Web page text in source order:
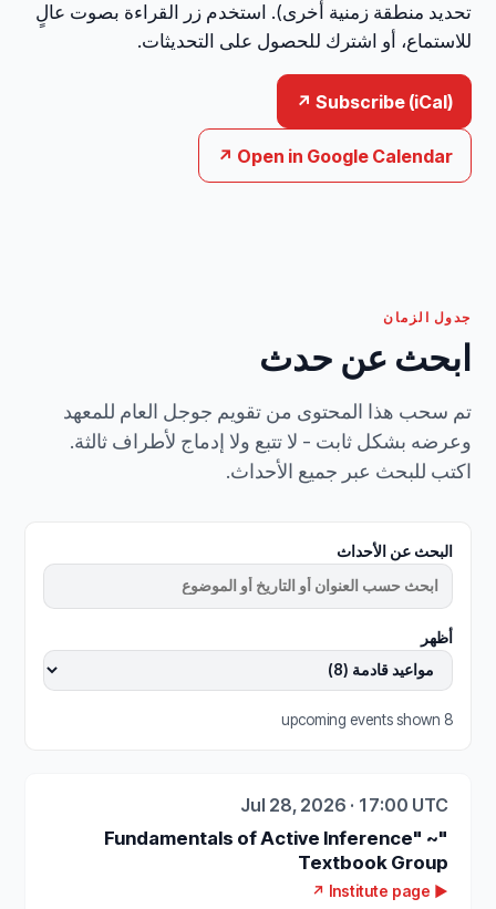
تحديد منطقة زمنية أخرى). استخدم زر القراءة بصوت عالٍ
للاستماع، أو اشترك للحصول على التحديثات.
Subscribe (iCal) ↗
Open in Google Calendar ↗
جدول الزمان
ابحث عن حدث
تم سحب هذا المحتوى من تقويم جوجل العام للمعهد
وعرضه بشكل ثابت - لا تتبع ولا إدماج لأطراف ثالثة.
اكتب للبحث عبر جميع الأحداث.
البحث عن الأحداث
أظهر
8 upcoming events shown
Jul 28, 2026 · 17:00 UTC
"Fundamentals of Active Inference" ~
Textbook Group
▶ Institute page ↗